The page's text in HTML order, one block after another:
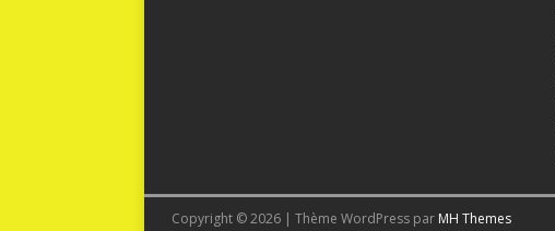
Copyright © 2026 | Thème WordPress par MH Themes